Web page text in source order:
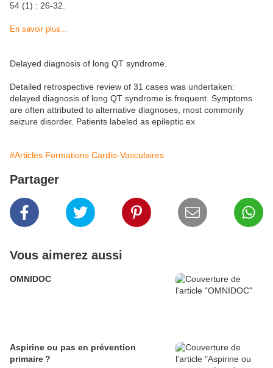
54 (1) : 26-32.
En savoir plus...
Delayed diagnosis of long QT syndrome.
Detailed retrospective review of 31 cases was undertaken:
delayed diagnosis of long QT syndrome is frequent. Symptoms
are often attributed to alternative diagnoses, most commonly
seizure disorder. Patients labeled as epileptic ex
#Articles Formations Cardio-Vasculaires
Partager
Vous aimerez aussi
OMNIDOC
Aspirine ou pas en prévention
primaire ?